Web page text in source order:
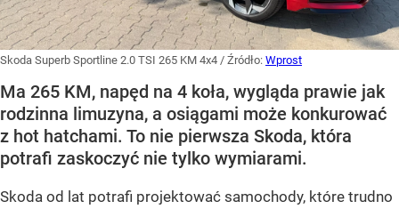
Skoda Superb Sportline 2.0 TSI 265 KM 4x4 / Źródło: Wprost
Ma 265 KM, napęd na 4 koła, wygląda prawie jak
rodzinna limuzyna, a osiągami może konkurować
z hot hatchami. To nie pierwsza Skoda, która
potrafi zaskoczyć nie tylko wymiarami.
Skoda od lat potrafi projektować samochody, które trudno